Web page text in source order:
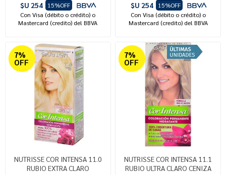
$U 254
15%OFF
Con Visa (débito o crédito) o
Mastercard (credito) del BBVA
$U 254
15%OFF
Con Visa (débito o crédito) o
Mastercard (credito) del BBVA
7%
OFF
NUTRISSE COR INTENSA 11.0
RUBIO EXTRA CLARO
7%
OFF
NUTRISSE COR INTENSA 11.1
RUBIO ULTRA CLARO CENIZA